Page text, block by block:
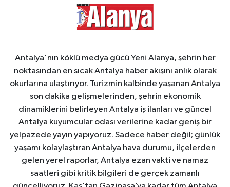
Antalya'nın köklü medya gücü Yeni Alanya, şehrin her
noktasından en sıcak Antalya haber akışını anlık olarak
okurlarına ulaştırıyor. Turizmin kalbinde yaşanan Antalya
son dakika gelişmelerinden, şehrin ekonomik
dinamiklerini belirleyen Antalya iş ilanları ve güncel
Antalya kuyumcular odası verilerine kadar geniş bir
yelpazede yayın yapıyoruz. Sadece haber değil; günlük
yaşamı kolaylaştıran Antalya hava durumu, ilçelerden
gelen yerel raporlar, Antalya ezan vakti ve namaz
saatleri gibi kritik bilgileri de gerçek zamanlı